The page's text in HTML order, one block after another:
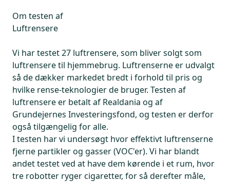
Om testen af
Luftrensere
Vi har testet 27 luftrensere, som bliver solgt som
luftrensere til hjemmebrug. Luftrenserne er udvalgt
så de dækker markedet bredt i forhold til pris og
hvilke rense-teknologier de bruger. Testen af
luftrensere er betalt af Realdania og af
Grundejernes Investeringsfond, og testen er derfor
også tilgængelig for alle.
I testen har vi undersøgt hvor effektivt luftrenserne
fjerne partikler og gasser (VOC'er). Vi har blandt
andet testet ved at have dem kørende i et rum, hvor
tre robotter ryger cigaretter, for så derefter måle,